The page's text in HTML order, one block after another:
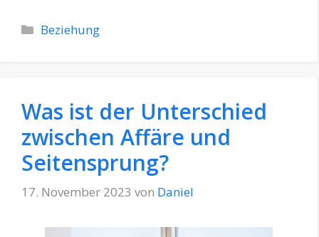
Kategorien
Beziehung
Was ist der Unterschied
zwischen Affäre und
Seitensprung?
17. November 2023 von Daniel